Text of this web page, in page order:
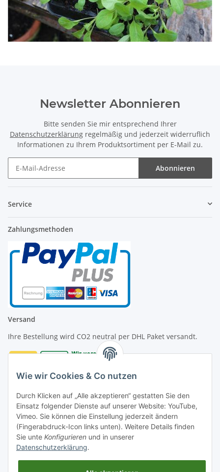
Newsletter Abonnieren
Bitte senden Sie mir entsprechend Ihrer
Datenschutzerklärung regelmäßig und jederzeit widerruflich
Informationen zu Ihrem Produktsortiment per E-Mail zu.
Abonnieren
Service
Zahlungsmethoden
Versand
Ihre Bestellung wird CO2 neutral per DHL Paket versandt.
Kontakt
Diversity Honeys GmbH
Am Dolmen 4
D-24782 Büdelsdorf
Telefon +49 4331 49 27 498
Mail: office@diversityhoneys.com
Wie wir Cookies & Co nutzen
Durch Klicken auf „Alle akzeptieren“ gestatten Sie den
Einsatz folgender Dienste auf unserer Website: YouTube,
Vimeo. Sie können die Einstellung jederzeit ändern
(Fingerabdruck-Icon links unten). Weitere Details finden
Sie unte Konfigurieren und in unserer
Datenschutzerklärung.